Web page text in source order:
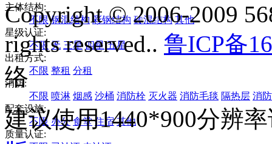
主体结构:
不限 钢混结构 彩钢结构 砖混结构 其他
星级认证:
不限 无 三星 四星 五星
出租方式:
不限 整租 分租
消防:
不限 喷淋 烟感 沙桶 消防栓 灭火器 消防毛毯 隔热层 消
配套设施:
不限 办公 食堂 住宿 其他
质量认证:
Copyright © 2006-2009
rights reserved.. 鲁ICP备
络
建议使用1440*900分辨